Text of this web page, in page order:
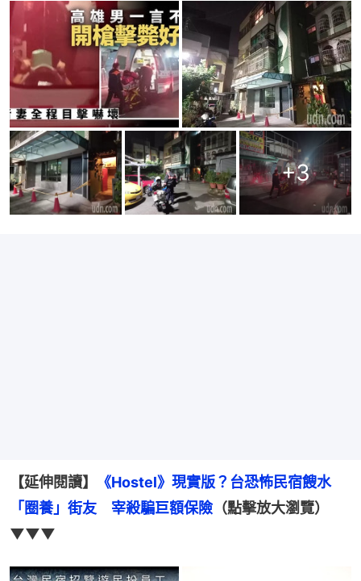
+3
【延伸閱讀】
《Hostel》現實版？台恐怖民宿餿水
「圈養」街友　宰殺騙巨額保險 （點擊放大瀏覽）
▼▼▼